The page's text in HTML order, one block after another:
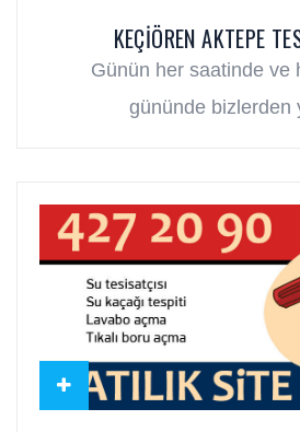
KEÇIÖREN AKTEPE
Günün her saatinde ve
gününde bizlerden